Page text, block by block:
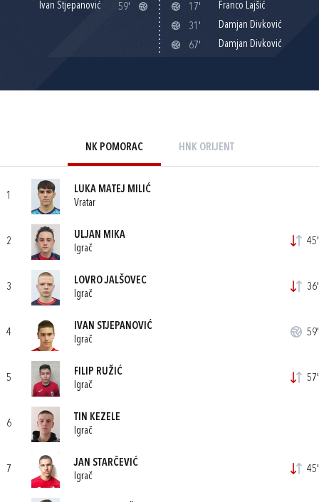
Ivan Stjepanović 59' 17'
Franco Lajšić
31'
Damjan Divković
67'
Damjan Divković
NK POMORAC HNK ORIJENT
1
LUKA MATEJ MILIĆ
Vratar
2
ULJAN MIKA
Igrač
45'
3
LOVRO JALŠOVEC
Igrač
36'
4
IVAN STJEPANOVIĆ
Igrač
59'
5
FILIP RUŽIĆ
Igrač
57'
6
TIN KEZELE
Igrač
7
JAN STARČEVIĆ
Igrač
45'